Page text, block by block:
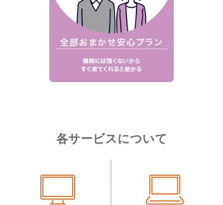
各サービスについて